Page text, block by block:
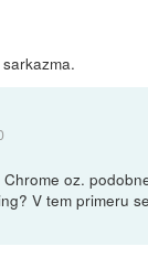
oz.
V tem primeru